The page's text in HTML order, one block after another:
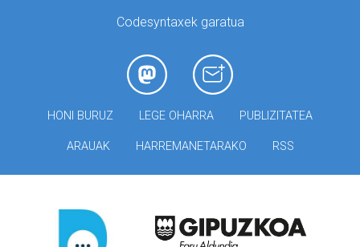
Codesyntaxek garatua
HONI BURUZ LEGE OHARRA PUBLIZITATEA
ARAUAK HARREMANETARAKO RSS